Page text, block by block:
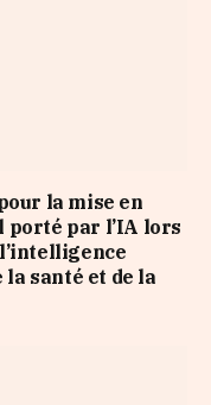
la mise en
porté par l’IA lors
santé et de la